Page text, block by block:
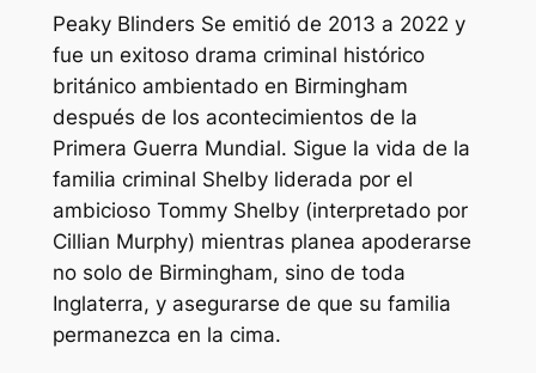
Peaky Blinders Se emitió de 2013 a 2022 y
fue un exitoso drama criminal histórico
británico ambientado en Birmingham
después de los acontecimientos de la
Primera Guerra Mundial. Sigue la vida de la
familia criminal Shelby liderada por el
ambicioso Tommy Shelby (interpretado por
Cillian Murphy) mientras planea apoderarse
no solo de Birmingham, sino de toda
Inglaterra, y asegurarse de que su familia
permanezca en la cima.